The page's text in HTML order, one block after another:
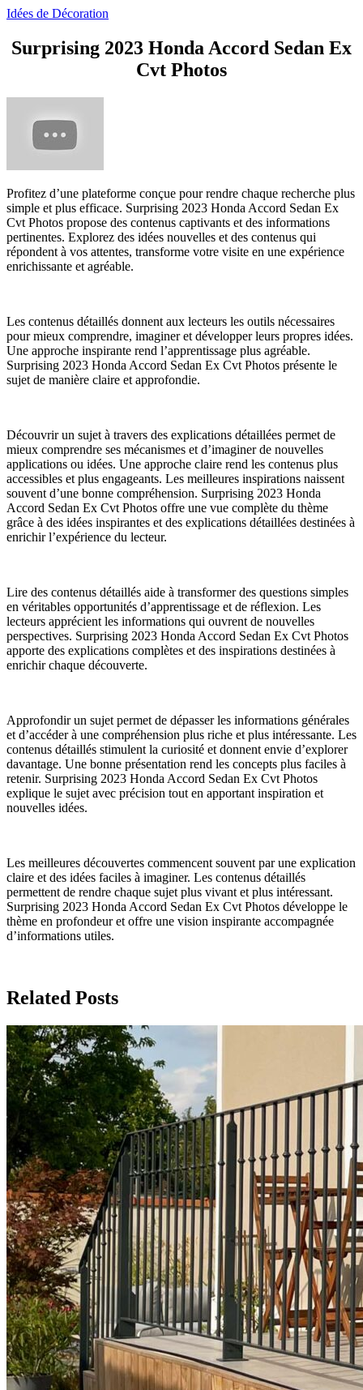
Idées de Décoration
Surprising 2023 Honda Accord Sedan Ex
Cvt Photos
Profitez d’une plateforme conçue pour rendre chaque recherche plus
simple et plus efficace. Surprising 2023 Honda Accord Sedan Ex
Cvt Photos propose des contenus captivants et des informations
pertinentes. Explorez des idées nouvelles et des contenus qui
répondent à vos attentes, transforme votre visite en une expérience
enrichissante et agréable.
Les contenus détaillés donnent aux lecteurs les outils nécessaires
pour mieux comprendre, imaginer et développer leurs propres idées.
Une approche inspirante rend l’apprentissage plus agréable.
Surprising 2023 Honda Accord Sedan Ex Cvt Photos présente le
sujet de manière claire et approfondie.
Découvrir un sujet à travers des explications détaillées permet de
mieux comprendre ses mécanismes et d’imaginer de nouvelles
applications ou idées. Une approche claire rend les contenus plus
accessibles et plus engageants. Les meilleures inspirations naissent
souvent d’une bonne compréhension. Surprising 2023 Honda
Accord Sedan Ex Cvt Photos offre une vue complète du thème
grâce à des idées inspirantes et des explications détaillées destinées à
enrichir l’expérience du lecteur.
Lire des contenus détaillés aide à transformer des questions simples
en véritables opportunités d’apprentissage et de réflexion. Les
lecteurs apprécient les informations qui ouvrent de nouvelles
perspectives. Surprising 2023 Honda Accord Sedan Ex Cvt Photos
apporte des explications complètes et des inspirations destinées à
enrichir chaque découverte.
Approfondir un sujet permet de dépasser les informations générales
et d’accéder à une compréhension plus riche et plus intéressante. Les
contenus détaillés stimulent la curiosité et donnent envie d’explorer
davantage. Une bonne présentation rend les concepts plus faciles à
retenir. Surprising 2023 Honda Accord Sedan Ex Cvt Photos
explique le sujet avec précision tout en apportant inspiration et
nouvelles idées.
Les meilleures découvertes commencent souvent par une explication
claire et des idées faciles à imaginer. Les contenus détaillés
permettent de rendre chaque sujet plus vivant et plus intéressant.
Surprising 2023 Honda Accord Sedan Ex Cvt Photos développe le
thème en profondeur et offre une vision inspirante accompagnée
d’informations utiles.
Related Posts